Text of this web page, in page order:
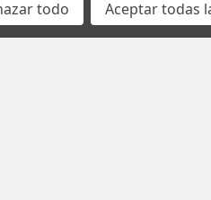
todo Aceptar todas